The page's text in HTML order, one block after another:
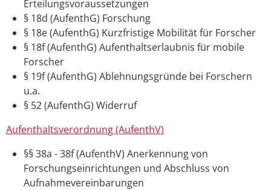
Erteilungsvoraussetzungen
§ 18d (AufenthG) Forschung
§ 18e (AufenthG) Kurzfristige Mobilität für Forscher
§ 18f (AufenthG) Aufenthaltserlaubnis für mobile
Forscher
§ 19f (AufenthG) Ablehnungsgründe bei Forschern
u.a.
§ 52(AufenthG) Widerruf
Aufenthaltsverordnung (AufenthV)
§§ 38a - 38f (AufenthV) Anerkennung von
Forschungseinrichtungen und Abschluss von
Aufnahmevereinbarungen